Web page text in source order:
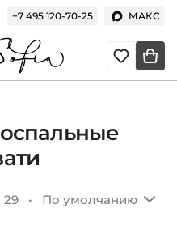
+7 495 120-70-25 МАКС
29 • По умолчанию